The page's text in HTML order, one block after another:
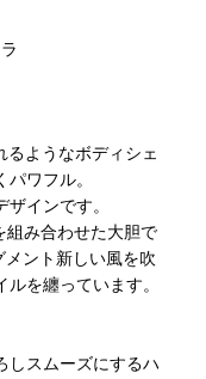
るようなボディシェ
ワフル。
インです。
組み合わせた大胆で
ント新しい風を吹
を纏っています。
しスムーズにするハ